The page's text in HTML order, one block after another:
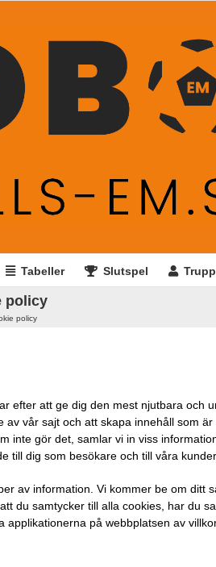
Tabeller Slutspel
policy
policy
efter att ge dig den mest njutbara och
vår sajt och att skapa innehåll som
inte gör det, samlar vi in viss
till dig som besökare och till våra
av information. Vi kommer be om ditt
du samtycker till alla cookies, har du
på webbplatsen av